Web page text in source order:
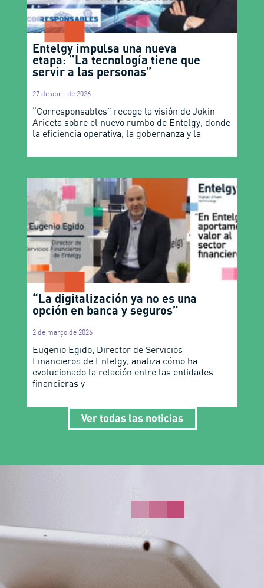
Entelgy impulsa una nueva
etapa: “La tecnología tiene que
servir a las personas”
27 de abril de 2026
“Corresponsables” recoge la visión de Jokin
Ariceta sobre el nuevo rumbo de Entelgy, donde
la eficiencia operativa, la gobernanza y la
“La digitalización ya no es una
opción en banca y seguros”
2 de março de 2026
Eugenio Egido, Director de Servicios
Financieros de Entelgy, analiza cómo ha
evolucionado la relación entre las entidades
financieras y
Ver todas las noticias